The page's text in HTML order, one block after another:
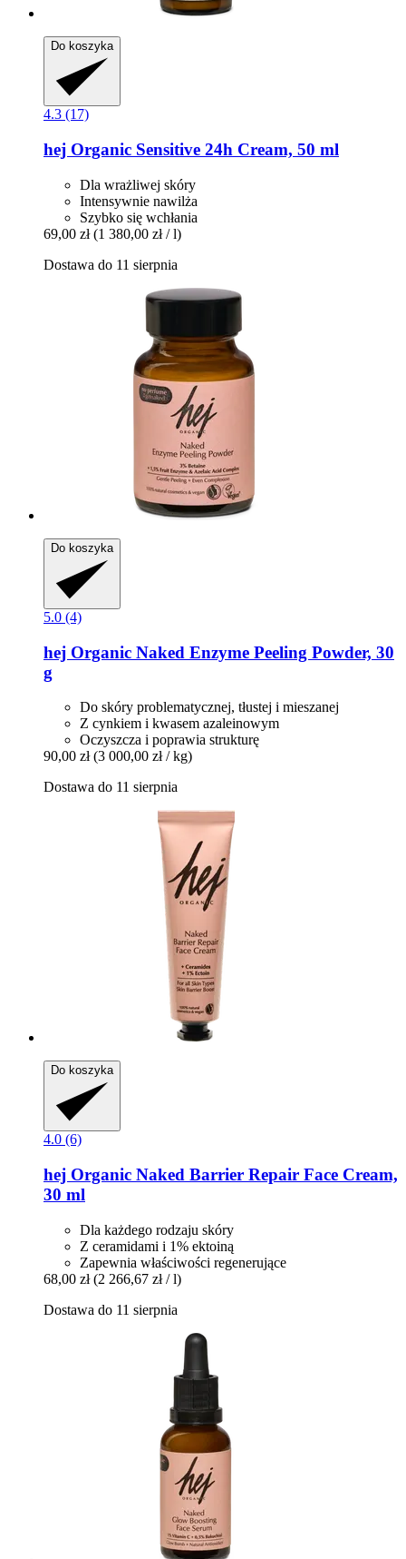
Do koszyka
4.3 (17)
hej Organic Sensitive 24h Cream, 50 ml
Dla wrażliwej skóry
Intensywnie nawilża
Szybko się wchłania
69,00 zł (1 380,00 zł / l)
Dostawa do 11 sierpnia
Do koszyka
5.0 (4)
hej Organic Naked Enzyme Peeling Powder, 30
g
Do skóry problematycznej, tłustej i mieszanej
Z cynkiem i kwasem azaleinowym
Oczyszcza i poprawia strukturę
90,00 zł (3 000,00 zł / kg)
Dostawa do 11 sierpnia
Do koszyka
4.0 (6)
hej Organic Naked Barrier Repair Face Cream,
30 ml
Dla każdego rodzaju skóry
Z ceramidami i 1% ektoiną
Zapewnia właściwości regenerujące
68,00 zł (2 266,67 zł / l)
Dostawa do 11 sierpnia